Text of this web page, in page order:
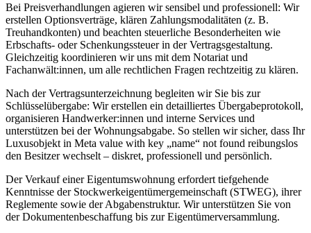
Bei Preisverhandlungen agieren wir sensibel und professionell: Wir
erstellen Optionsverträge, klären Zahlungsmodalitäten (z. B.
Treuhandkonten) und beachten steuerliche Besonderheiten wie
Erbschafts- oder Schenkungssteuer in der Vertragsgestaltung.
Gleichzeitig koordinieren wir uns mit dem Notariat und
Fachanwält:innen, um alle rechtlichen Fragen rechtzeitig zu klären.
Nach der Vertragsunterzeichnung begleiten wir Sie bis zur
Schlüsselübergabe: Wir erstellen ein detailliertes Übergabeprotokoll,
organisieren Handwerker:innen und interne Services und
unterstützen bei der Wohnungsabgabe. So stellen wir sicher, dass Ihr
Luxusobjekt in Meta value with key „name“ not found reibungslos
den Besitzer wechselt – diskret, professionell und persönlich.
Der Verkauf einer Eigentumswohnung erfordert tiefgehende
Kenntnisse der Stockwerkeigentümergemeinschaft (STWEG), ihrer
Reglemente sowie der Abgabenstruktur. Wir unterstützen Sie von
der Dokumentenbeschaffung bis zur Eigentümerversammlung.